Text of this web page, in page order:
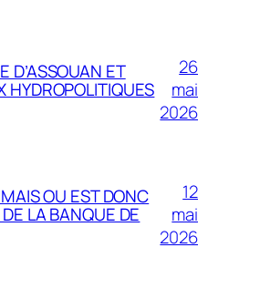
D’ASSOUAN ET
HYDROPOLITIQUES
26
mai
2026
OU EST DONC
DE LA BANQUE DE
12
mai
2026